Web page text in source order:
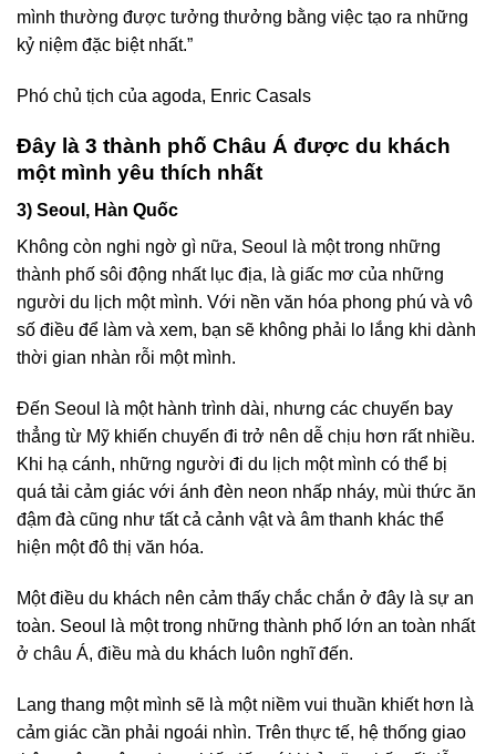
mình thường được tưởng thưởng bằng việc tạo ra những
kỷ niệm đặc biệt nhất.”
Phó chủ tịch của agoda, Enric Casals
Đây là 3 thành phố Châu Á được du khách
một mình yêu thích nhất
3) Seoul, Hàn Quốc
Không còn nghi ngờ gì nữa, Seoul là một trong những
thành phố sôi động nhất lục địa, là giấc mơ của những
người du lịch một mình. Với nền văn hóa phong phú và vô
số điều để làm và xem, bạn sẽ không phải lo lắng khi dành
thời gian nhàn rỗi một mình.
Đến Seoul là một hành trình dài, nhưng các chuyến bay
thẳng từ Mỹ khiến chuyến đi trở nên dễ chịu hơn rất nhiều.
Khi hạ cánh, những người đi du lịch một mình có thể bị
quá tải cảm giác với ánh đèn neon nhấp nháy, mùi thức ăn
đậm đà cũng như tất cả cảnh vật và âm thanh khác thể
hiện một đô thị văn hóa.
Một điều du khách nên cảm thấy chắc chắn ở đây là sự an
toàn. Seoul là một trong những thành phố lớn an toàn nhất
ở châu Á, điều mà du khách luôn nghĩ đến.
Lang thang một mình sẽ là một niềm vui thuần khiết hơn là
cảm giác cần phải ngoái nhìn. Trên thực tế, hệ thống giao